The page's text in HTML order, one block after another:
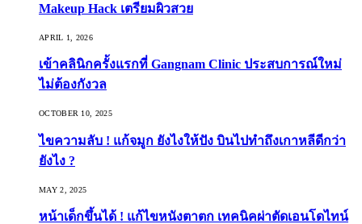
Makeup Hack เตรียมผิวสวย
APRIL 1, 2026
เข้าคลินิกครั้งแรกที่ Gangnam Clinic ประสบการณ์ใหม่
ไม่ต้องกังวล
OCTOBER 10, 2025
ไขความลับ ! แก้จมูก ยังไงให้ปัง บินไปทำถึงเกาหลีดีกว่า
ยังไง ?
MAY 2, 2025
หน้าเด็กขึ้นได้ ! แก้ไขหนังตาตก เทคนิคผ่าตัดเอนโดไทน์